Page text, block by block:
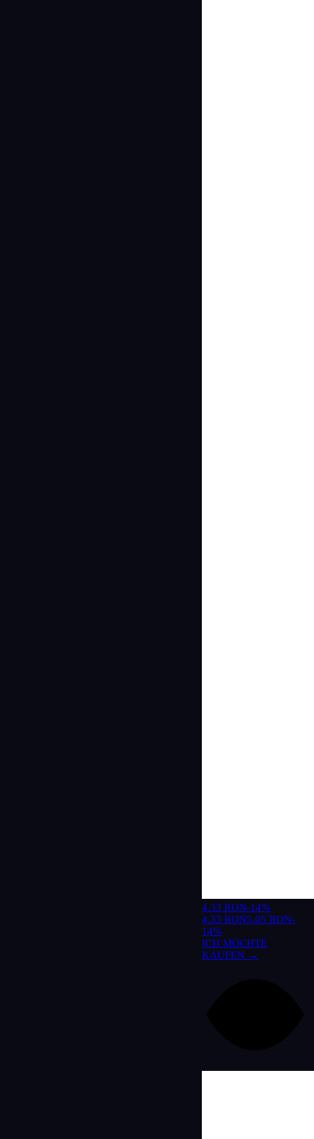
4.33 RON-14%
4.33 RON5.05 RON-
14%
ICH MÖCHTE
KAUFEN →